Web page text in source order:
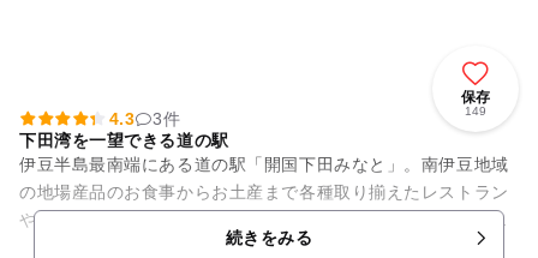
保存
149
4.3
3件
下田湾を一望できる道の駅
伊豆半島最南端にある道の駅「開国下田みなと」。南伊豆地域
の地場産品のお食事からお土産まで各種取り揃えたレストラン
やおみやげ物屋、観光案内の他、宿泊案内や各種割引券ももら
える総合案内もありますので...続きをみる